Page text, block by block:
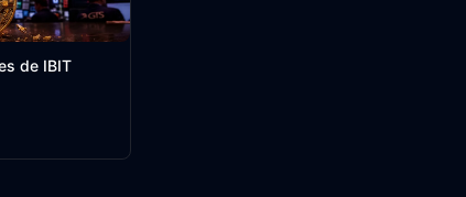
de IBIT